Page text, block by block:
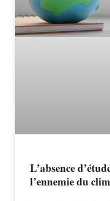
L’absence
l’ennemie du